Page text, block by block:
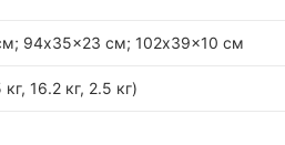
94x35x23 см; 102x39x10 см
16.2 кг, 2.5 кг)